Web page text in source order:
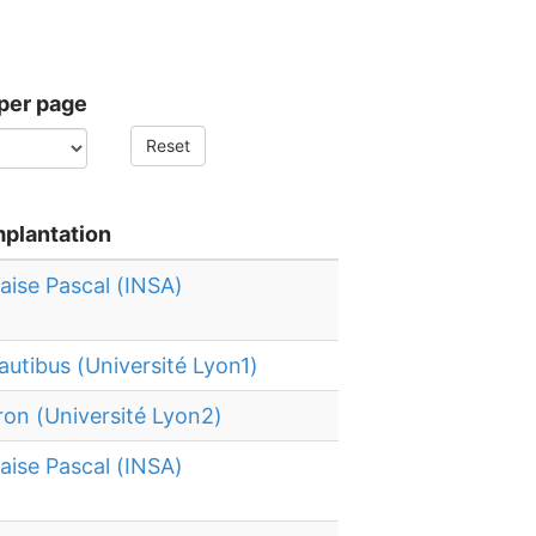
page
Reset
Pascal (INSA)
(Université Lyon1)
(Université Lyon2)
Pascal (INSA)